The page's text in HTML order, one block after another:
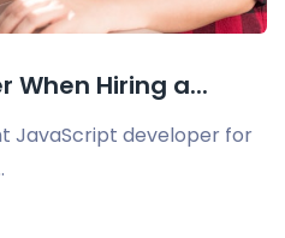
When Hiring a...
JavaScript developer for